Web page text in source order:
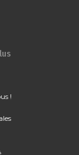
!